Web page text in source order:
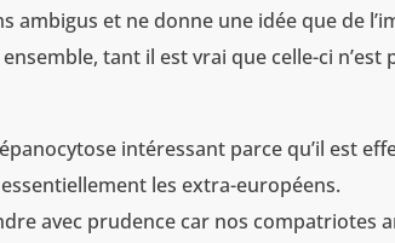
ambigus et ne donne une idée que de
tant il est vrai que celle-ci n’est
intéressant parce qu’il est
les extra-européens.
avec prudence car nos compatriotes